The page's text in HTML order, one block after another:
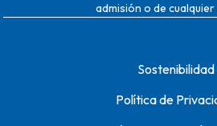
admisión o de
Sostenibilidad
Política de